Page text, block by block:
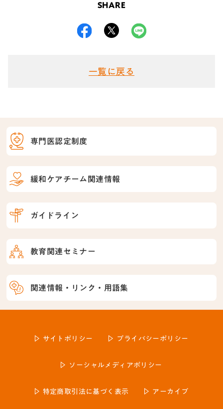
専門医認定制度
緩和ケアチーム関連情報
ガイドライン
教育関連セミナー
関連情報・リンク・用語集
SHARE
一覧に戻る
サイトポリシー プライバシーポリシー
ソーシャルメディアポリシー
特定商取引法に基づく表示 アーカイブ